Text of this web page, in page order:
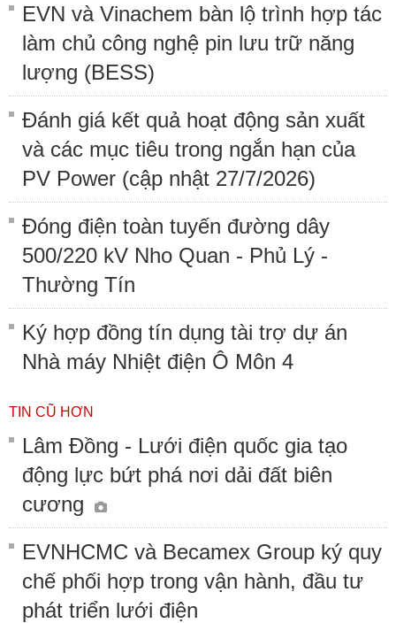
EVN và Vinachem bàn lộ trình hợp tác
làm chủ công nghệ pin lưu trữ năng
lượng (BESS)
Đánh giá kết quả hoạt động sản xuất
và các mục tiêu trong ngắn hạn của
PV Power (cập nhật 27/7/2026)
Đóng điện toàn tuyến đường dây
500/220 kV Nho Quan - Phủ Lý -
Thường Tín
Ký hợp đồng tín dụng tài trợ dự án
Nhà máy Nhiệt điện Ô Môn 4
TIN CŨ HƠN
Lâm Đồng - Lưới điện quốc gia tạo
động lực bứt phá nơi dải đất biên
cương
EVNHCMC và Becamex Group ký quy
chế phối hợp trong vận hành, đầu tư
phát triển lưới điện